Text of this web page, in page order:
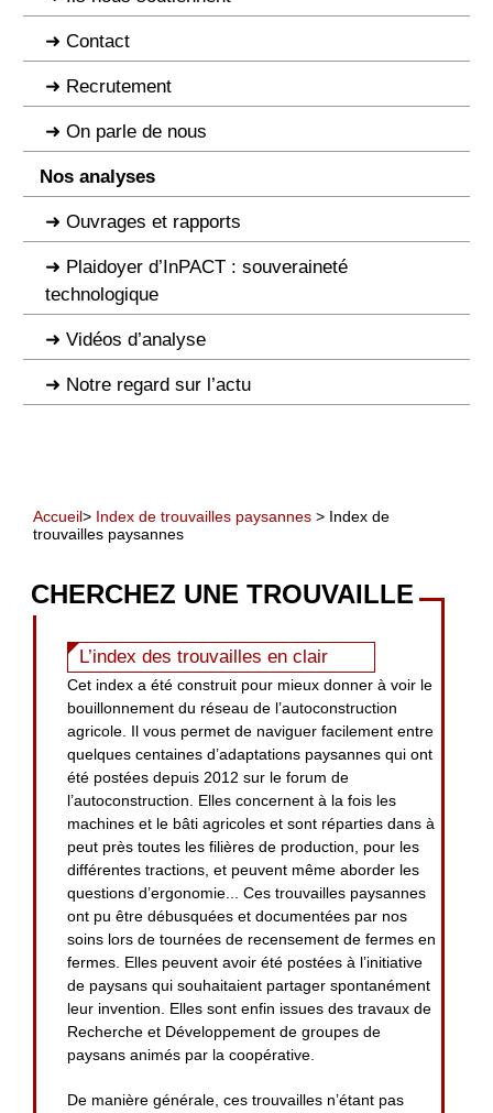
Contact
Recrutement
On parle de nous
Nos analyses
Ouvrages et rapports
Plaidoyer d’InPACT : souveraineté
technologique
Vidéos d’analyse
Notre regard sur l’actu
Accueil> Index de trouvailles paysannes > Index de
trouvailles paysannes
CHERCHEZ UNE TROUVAILLE
L’index des trouvailles en clair
Cet index a été construit pour mieux donner à voir le
bouillonnement du réseau de l’autoconstruction
agricole. Il vous permet de naviguer facilement entre
quelques centaines d’adaptations paysannes qui ont
été postées depuis 2012 sur le forum de
l’autoconstruction. Elles concernent à la fois les
machines et le bâti agricoles et sont réparties dans à
peut près toutes les filières de production, pour les
différentes tractions, et peuvent même aborder les
questions d’ergonomie... Ces trouvailles paysannes
ont pu être débusquées et documentées par nos
soins lors de tournées de recensement de fermes en
fermes. Elles peuvent avoir été postées à l’initiative
de paysans qui souhaitaient partager spontanément
leur invention. Elles sont enfin issues des travaux de
Recherche et Développement de groupes de
paysans animés par la coopérative.
De manière générale, ces trouvailles n’étant pas